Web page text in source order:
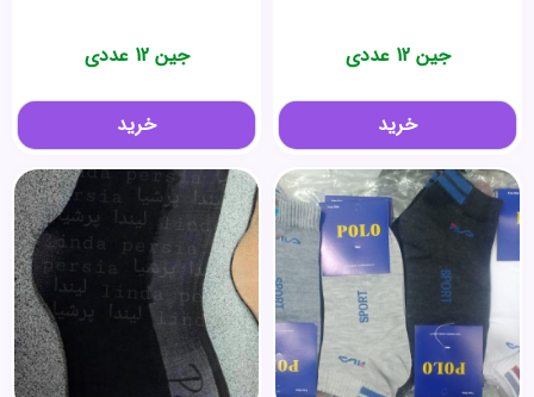
جین 12 عددی
خرید
جین 12 عددی
خرید